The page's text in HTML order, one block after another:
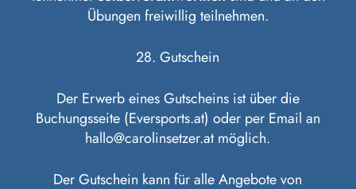
Übungen freiwillig teilnehmen.
28. Gutschein
Der Erwerb eines Gutscheins ist über die
Buchungsseite (Eversports.at) oder per Email an
hallo@carolinsetzer.at möglich.
Der Gutschein kann für alle Angebote von